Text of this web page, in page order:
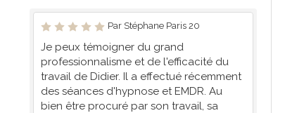
Par Stéphane Paris 20
Je peux témoigner du grand
professionnalisme et de l'efficacité du
travail de Didier. Il a effectué récemment
des séances d'hypnose et EMDR. Au
bien être procuré par son travail, sa